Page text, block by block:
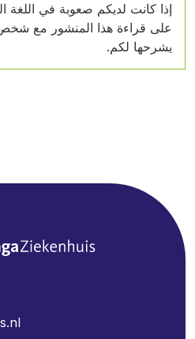
إذا كانت لديكم صعوبة في اللغة
على قراءة هذا المنشور مع
يشرحها لكم.